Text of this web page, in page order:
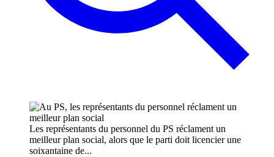
Les représentants du personnel du PS réclament un
meilleur plan social, alors que le parti doit licencier une
soixantaine de...